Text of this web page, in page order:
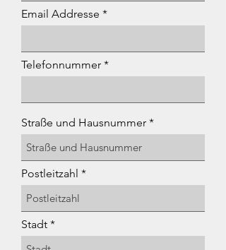
i
r
e
Email Addresse
Telefonnummer
Straße und Hausnummer
Postleitzahl
Stadt